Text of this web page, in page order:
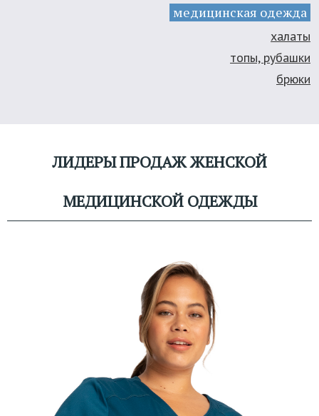
медицинская одежда
халаты
топы, рубашки
брюки
ЛИДЕРЫ ПРОДАЖ ЖЕНСКОЙ
МЕДИЦИНСКОЙ ОДЕЖДЫ